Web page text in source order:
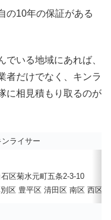
の10年の保証がある
いる地域にあれば、
者だけでなく、キンラ
に相見積もり取るのが
ンライサー
区菊水元町五条2-3-10
区 豊平区 清田区 南区 西区